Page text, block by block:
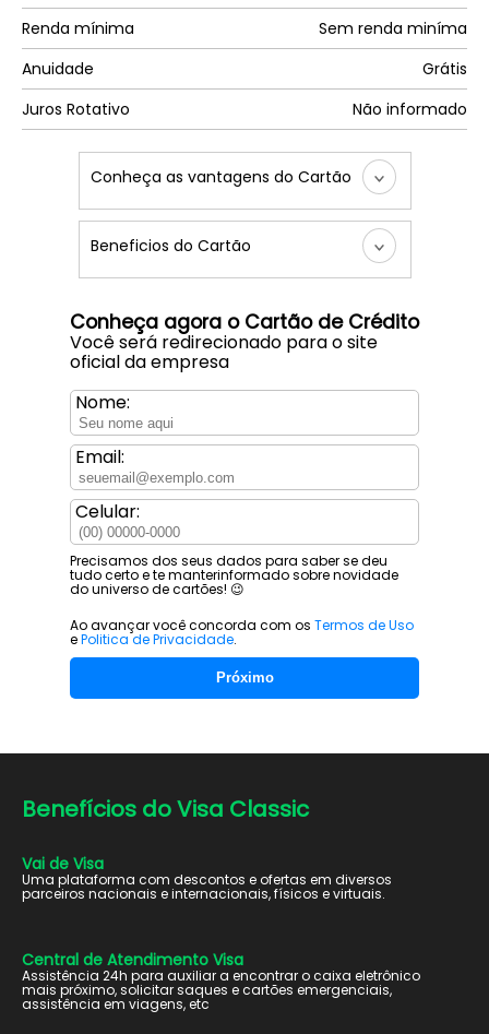
Renda mínima
Sem renda miníma
Anuidade
Grátis
Juros Rotativo
Não informado
Conheça as vantagens do Cartão
Beneficios do Cartão
Conheça agora o Cartão de Crédito
Você será redirecionado para o site
oficial da empresa
Nome:
Email:
Celular:
Precisamos dos seus dados para saber se deu
tudo certo e te manterinformado sobre novidade
do universo de cartões! 😉
Ao avançar você concorda com os Termos de Uso
ePolitica de Privacidade.
Próximo
Benefícios doVisa Classic
Vai de Visa
Uma plataforma com descontos e ofertas em diversos
parceiros nacionais e internacionais, físicos e virtuais.
Central de Atendimento Visa
Assistência 24h para auxiliar a encontrar o caixa eletrônico
mais próximo, solicitar saques e cartões emergenciais,
assistência em viagens, etc